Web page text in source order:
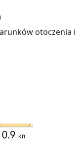
otoczenia i